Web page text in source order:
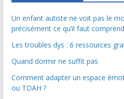
Un enfant autiste ne voit pas le
précisément ce qu’il faut
Les troubles dys : 6 ressources
Quand dormir ne suffit pas
Comment adapter un espace
ou TDAH ?